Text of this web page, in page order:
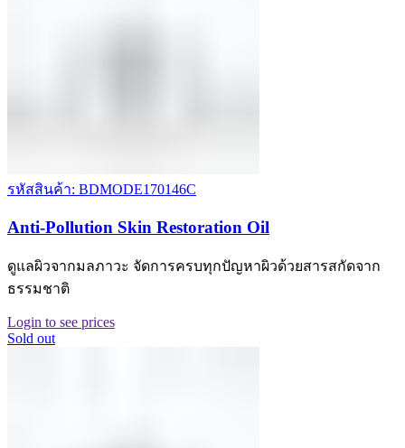
รหัสสินค้า: BDMODE170146C
Anti-Pollution Skin Restoration Oil
ดูแลผิวจากมลภาวะ จัดการครบทุกปัญหาผิวด้วยสารสกัดจาก
ธรรมชาติ
Login to see prices
Sold out